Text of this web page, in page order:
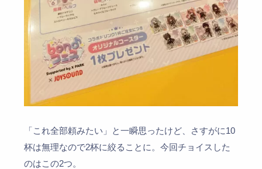
「これ全部頼みたい」と一瞬思ったけど、さすがに10
杯は無理なので2杯に絞ることに。今回チョイスした
のはこの2つ。